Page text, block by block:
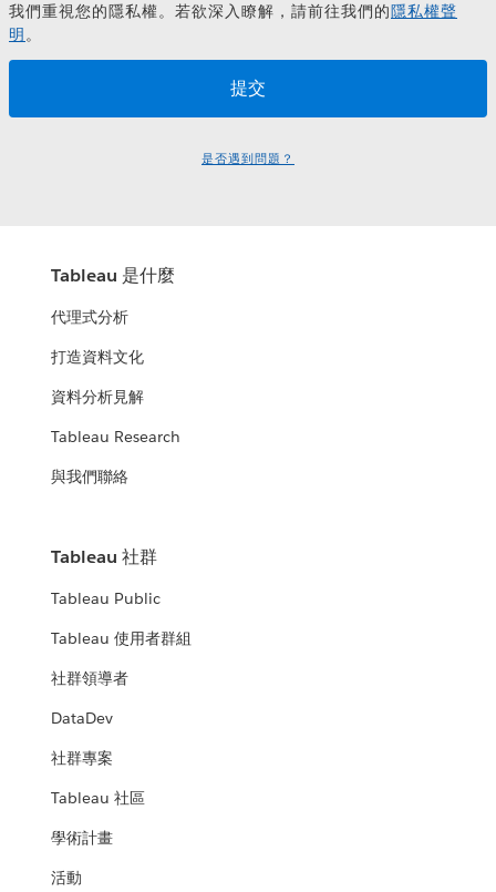
我們重視您的隱私權。若欲深入瞭解，請前往我們的隱私權聲
明 。
是否遇到問題？
Tableau 是什麼
代理式分析
打造資料文化
資料分析見解
Tableau Research
與我們聯絡
Tableau 社群
Tableau Public
Tableau 使用者群組
社群領導者
DataDev
社群專案
Tableau 社區
學術計畫
活動